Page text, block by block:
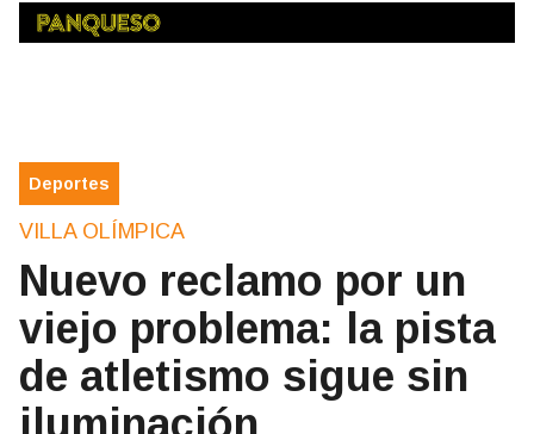
Deportes
VILLA OLÍMPICA
Nuevo reclamo por un
viejo problema: la pista
de atletismo sigue sin
iluminación